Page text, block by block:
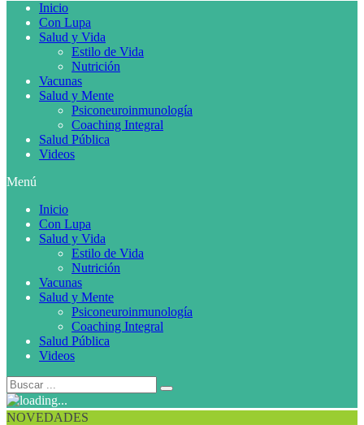
Inicio
Con Lupa
Salud y Vida
Estilo de Vida
Nutrición
Vacunas
Salud y Mente
Psiconeuroinmunología
Coaching Integral
Salud Pública
Videos
Menú
Inicio
Con Lupa
Salud y Vida
Estilo de Vida
Nutrición
Vacunas
Salud y Mente
Psiconeuroinmunología
Coaching Integral
Salud Pública
Videos
NOVEDADES